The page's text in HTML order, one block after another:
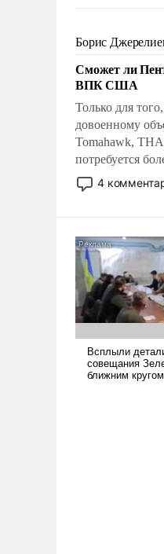
реализация
наши боевые
Борис
Сможет ли
ВПК США
Только для
довоенному
Tomahawk,
потребуется
небольшая
опустошила
уязвимости
Китаем.
4